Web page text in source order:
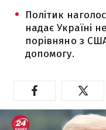
Політик
надає Україні
порівняно з
допомогу.